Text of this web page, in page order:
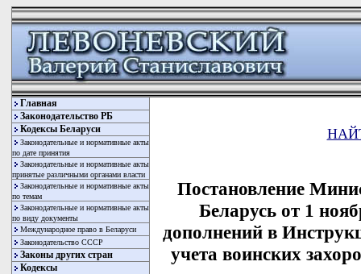
Главная
Законодательство РБ
Кодексы Беларуси
Законодательные и нормативные акты
по дате принятия
Законодательные и нормативные акты
принятые различными органами власти
Законодательные и нормативные акты
по темам
Законодательные и нормативные акты
по виду документы
Международное право в Беларуси
Законодательство СССР
Законы других стран
Кодексы
Постановление
Беларусь от 1
дополнений в
учета воинских